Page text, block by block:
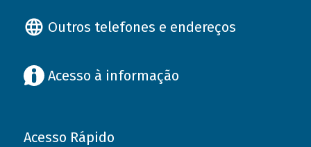
Outros telefones e endereços
Acesso à informação
Acesso Rápido